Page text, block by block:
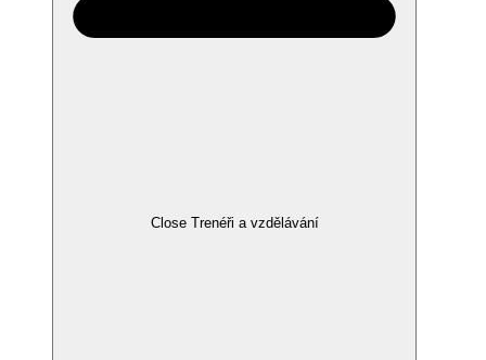
Close Trenéři a vzdělávání